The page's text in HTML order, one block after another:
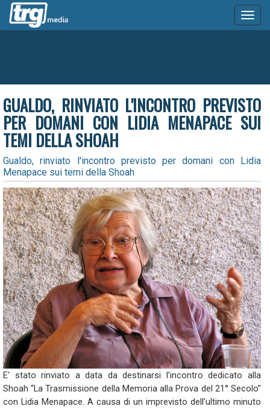
GUALDO, RINVIATO L'INCONTRO PREVISTO
PER DOMANI CON LIDIA MENAPACE SUI
TEMI DELLA SHOAH
Gualdo, rinviato l'incontro previsto per domani con Lidia
Menapace sui temi della Shoah
E' stato rinviato a data da destinarsi l’incontro dedicato alla
Shoah “La Trasmissione della Memoria alla Prova del 21° Secolo”
con Lidia Menapace. A causa di un imprevisto dell’ultimo minuto